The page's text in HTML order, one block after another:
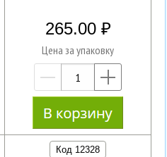
265.00
Цена за упаковку
—
Код 12328